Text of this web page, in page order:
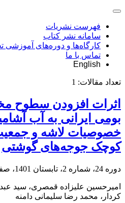
فهرست نشریات
سامانه نشر کتاب
کارگاه‌ها و دوره‌های
تماس با ما
English
تعداد مقالات: 1
اثرات افزودن سطوح
بومی ایرانی به آب
خصوصیات لاشه و
کوچک جوجه‌های گوشتی
دوره 24، شماره 2، تابستان 1401، صفحه
امیرحسین علیزاده قمصری، سید
کردار، محمد رضا سلیمانی دامنه